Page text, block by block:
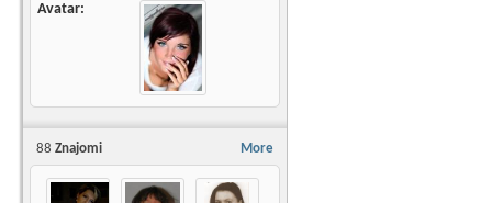
Avatar
More
88 Znajomi